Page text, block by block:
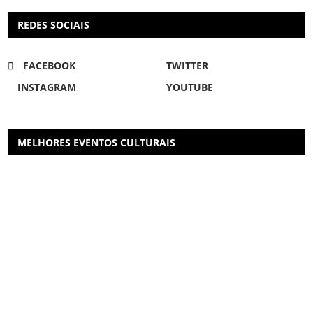
REDES SOCIAIS
FACEBOOK
TWITTER
INSTAGRAM
YOUTUBE
MELHORES EVENTOS CULTURAIS